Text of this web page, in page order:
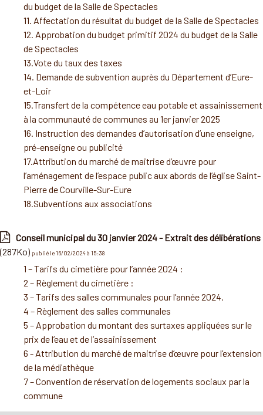
du budget de la Salle de Spectacles
11. Affectation du résultat du budget de la Salle de Spectacles
12. Approbation du budget primitif 2024 du budget de la Salle
de Spectacles
13.Vote du taux des taxes
14. Demande de subvention auprès du Département d’Eure-
et-Loir
15.Transfert de la compétence eau potable et assainissement
à la communauté de communes au 1er janvier 2025
16. Instruction des demandes d’autorisation d’une enseigne,
pré-enseigne ou publicité
17.Attribution du marché de maitrise d’œuvre pour
l’aménagement de l’espace public aux abords de l’église Saint-
Pierre de Courville-Sur-Eure
18.Subventions aux associations
Conseil municipal du 30 janvier 2024 - Extrait des délibérations
(287Ko) publié le 16/02/2024 à 15:38
1 – Tarifs du cimetière pour l’année 2024 :
2 – Règlement du cimetière :
3 – Tarifs des salles communales pour l’année 2024.
4 – Règlement des salles communales
5 – Approbation du montant des surtaxes appliquées sur le
prix de l’eau et de l’assainissement
6 - Attribution du marché de maitrise d’œuvre pour l’extension
de la médiathèque
7 – Convention de réservation de logements sociaux par la
commune